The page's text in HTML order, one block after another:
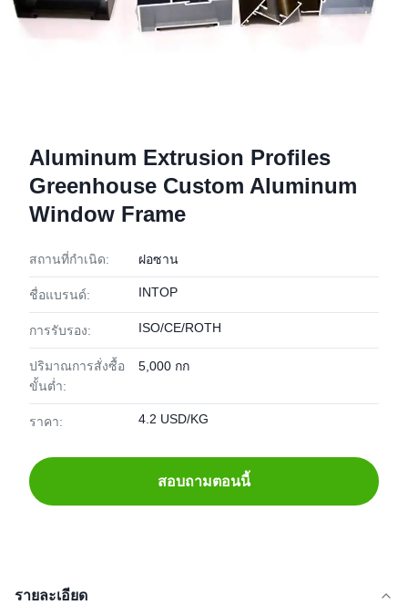
Aluminum Extrusion Profiles
Greenhouse Custom Aluminum
Window Frame
สถานที่กำเนิด: ฝอซาน
ชื่อแบรนด์: INTOP
การรับรอง: ISO/CE/ROTH
ปริมาณการสั่งซื้อ
ขั้นต่ำ:
5,000 กก
ราคา: 4.2 USD/KG
สอบถามตอนนี้
รายละเอียด